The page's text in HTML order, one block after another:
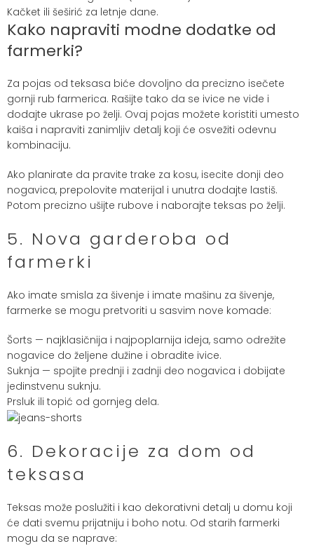
Kačket ili šeširić za letnje dane.
Kako napraviti modne dodatke od
farmerki?
Za pojas od teksasa biće dovoljno da precizno isečete
gornji rub farmerica. Rašijte tako da se ivice ne vide i
dodajte ukrase po želji. Ovaj pojas možete koristiti umesto
kaiša i napraviti zanimljiv detalj koji će osvežiti odevnu
kombinaciju.
Ako planirate da pravite trake za kosu, isecite donji deo
nogavica, prepolovite materijal i unutra dodajte lastiš.
Potom precizno ušijte rubove i naborajte teksas po želji.
5. Nova garderoba od
farmerki
Ako imate smisla za šivenje i imate mašinu za šivenje,
farmerke se mogu pretvoriti u sasvim nove komade:
Šorts — najklasičnija i najpoplarnija ideja, samo odrežite
nogavice do željene dužine i obradite ivice.
Suknja — spojite prednji i zadnji deo nogavica i dobijate
jedinstvenu suknju.
Prsluk ili topić od gornjeg dela.
6. Dekoracije za dom od
teksasa
Teksas može poslužiti i kao dekorativni detalj u domu koji
će dati svemu prijatniju i boho notu. Od starih farmerki
mogu da se naprave: